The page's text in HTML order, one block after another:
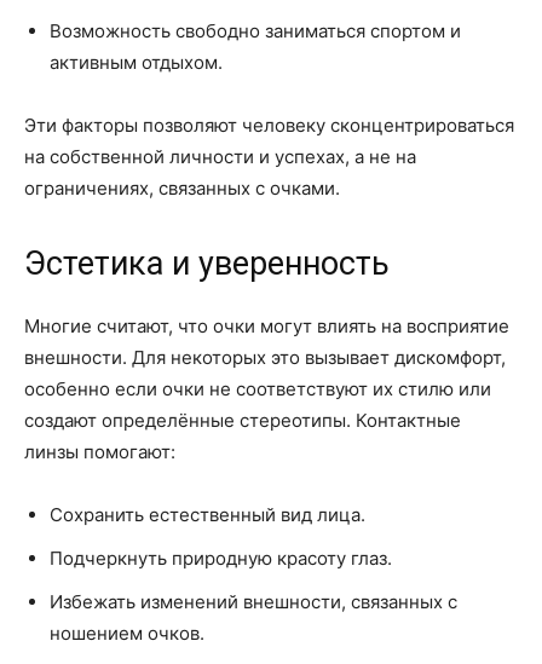
Возможность свободно заниматься спортом и
активным отдыхом.
Эти факторы позволяют человеку сконцентрироваться
на собственной личности и успехах, а не на
ограничениях, связанных с очками.
Эстетика и уверенность
Многие считают, что очки могут влиять на восприятие
внешности. Для некоторых это вызывает дискомфорт,
особенно если очки не соответствуют их стилю или
создают определённые стереотипы. Контактные
линзы помогают:
Сохранить естественный вид лица.
Подчеркнуть природную красоту глаз.
Избежать изменений внешности, связанных с
ношением очков.